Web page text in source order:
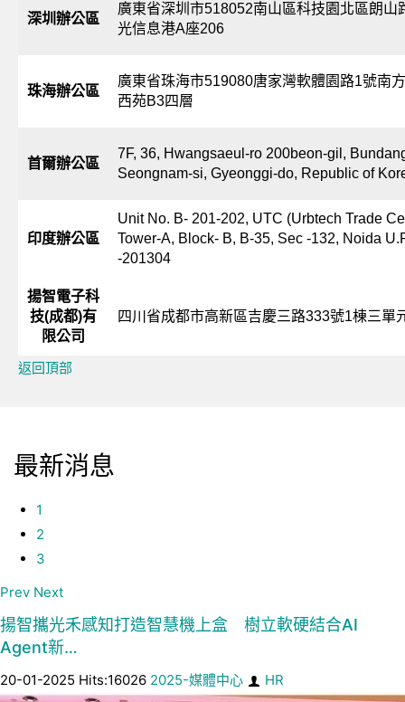
深圳辦公區
廣東省深圳市518052南山區科技園北區朗山
光信息港A座206
珠海辦公區
廣東省珠海市519080唐家灣軟體園路1號南
西苑B3四層
首爾辦公區
7F, 36, Hwangsaeul-ro 200beon-gil,
Seongnam-si, Gyeonggi-do, Republic of
印度辦公區
Unit No. B- 201-202, UTC (Urbtech Trade
Tower-A, Block- B, B-35, Sec -132, Noida
-201304
揚智電子科
技(成都)有
限公司
四川省成都市高新區吉慶三路333號1棟三單
返回頂部
最新消息
1
2
3
Prev Next
揚智攜光禾感知打造智慧機上盒 樹立軟硬結合AI
Agent新…
20-01-2025 Hits:16026 2025-媒體中心 HR